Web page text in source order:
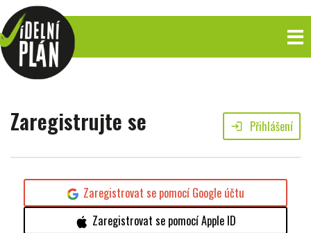
Zaregistrujte se login Přihlášení
Zaregistrovat se pomocí Google účtu
Zaregistrovat se pomocí Apple ID